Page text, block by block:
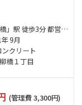
徒歩3分 都営新
徒歩5分 総武本
徒歩7分
9月
クリート
橋１丁目
(管理費 3,300円)